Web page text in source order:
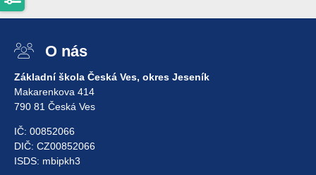
O nás
Základní škola Česká Ves, okres Jeseník
Makarenkova 414
790 81 Česká Ves
IČ: 00852066
DIČ: CZ00852066
ISDS: mbipkh3